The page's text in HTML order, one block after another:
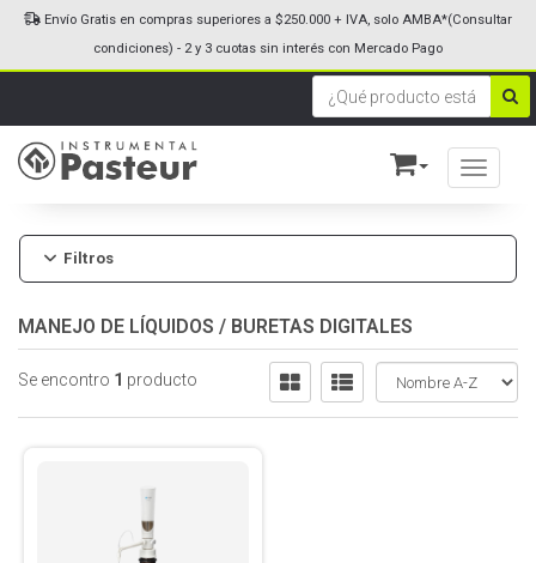
Toggle
Envío Gratis en compras superiores a $250.000 + IVA, solo AMBA*(Consultar
condiciones) - 2 y 3 cuotas sin interés con Mercado Pago
Filtros
MANEJO DE LÍQUIDOS / BURETAS DIGITALES
Se encontro 1 producto